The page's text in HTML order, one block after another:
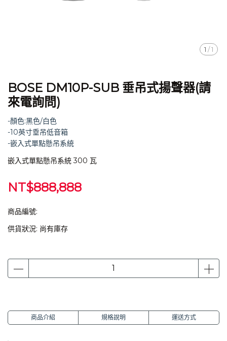
1 /1
BOSE DM10P-SUB 垂吊式揚聲器(請
來電詢問)
-顏色:黑色/白色
-10英寸垂吊低音箱
-嵌入式單點懸吊系統
嵌入式單點懸吊系統 300 瓦
NT$888,888
商品編號:
供貨狀況: 尚有庫存
商品介紹 規格說明 運送方式